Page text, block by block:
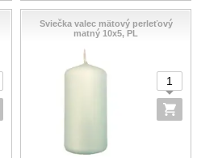
Sviečka valec mätový perleťový
matný 10x5, PL